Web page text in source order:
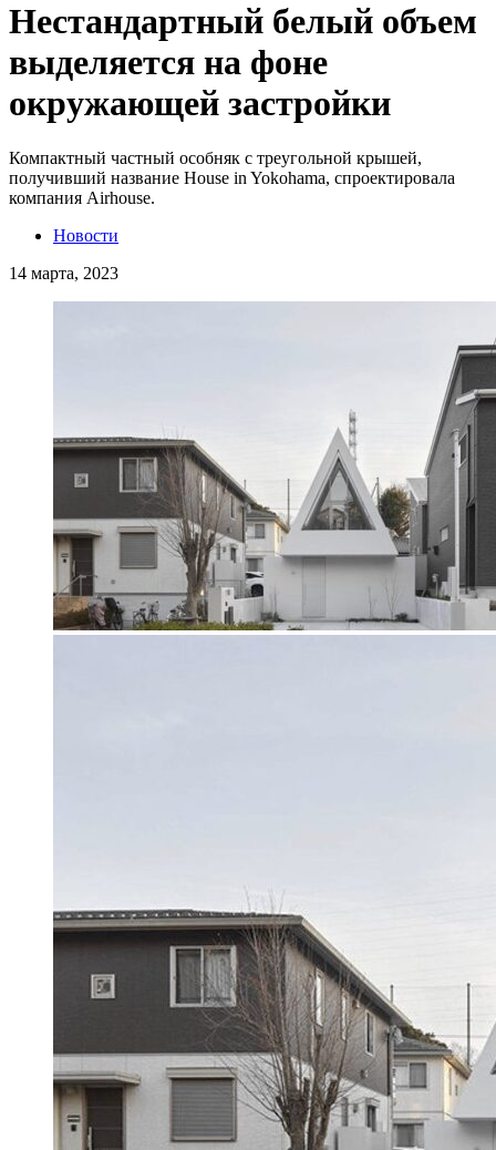
Нестандартный белый объем
выделяется на фоне
окружающей застройки
Компактный частный особняк с треугольной крышей,
получивший название House in Yokohama, спроектировала
компания Airhouse.
Новости
14 марта, 2023